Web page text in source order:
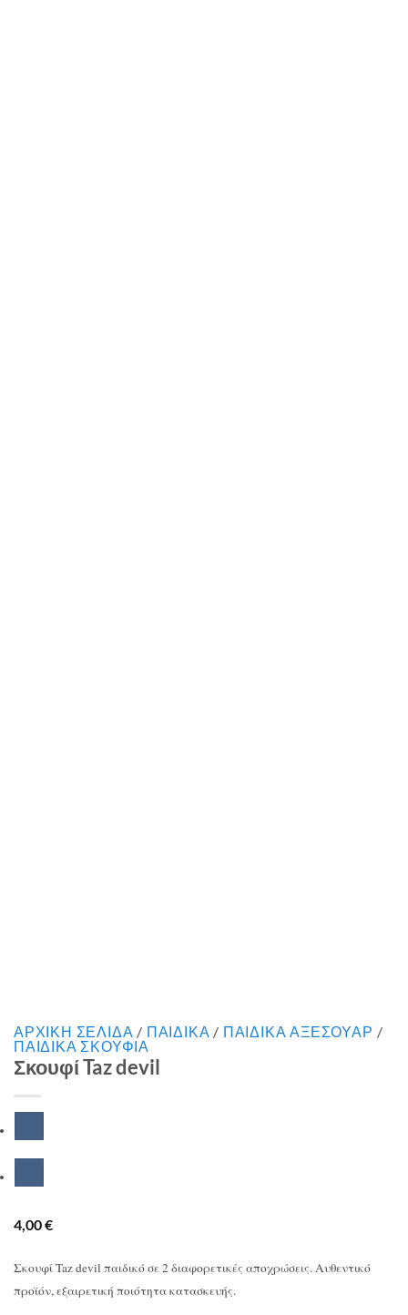
ΑΡΧΙΚΉ ΣΕΛΊΔΑ / ΠΑΙΔΙΚΑ / ΠΑΙΔΙΚΑ ΑΞΕΣΟΥΑΡ /
ΠΑΙΔΙΚΑ ΣΚΟΥΦΙΑ
Σκουφί Taz devil
4,00€
Σκουφί Taz devil παιδικό σε 2 διαφορετικές αποχρώσεις. Αυθεντικό
προϊόν, εξαιρετική ποιότητα κατασκευής.